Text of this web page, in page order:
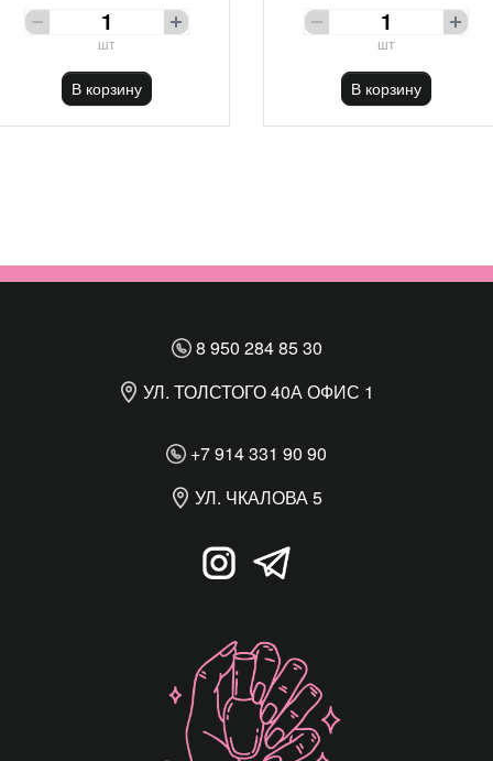
шт
В корзину
шт
В корзину
8 950 284 85 30
УЛ. ТОЛСТОГО 40А ОФИС 1
+7 914 331 90 90
УЛ. ЧКАЛОВА 5